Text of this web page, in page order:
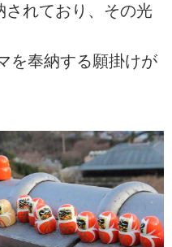
されており、その光
を奉納する願掛けが